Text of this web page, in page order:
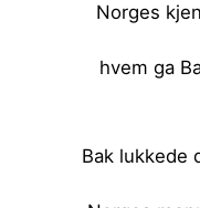
Norges
hvem ga
Bak lukkede